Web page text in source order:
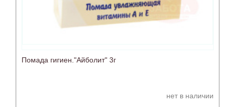
Помада гигиен."Айболит" 3г
нет в наличии